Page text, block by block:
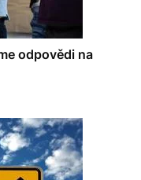
odpovědi na